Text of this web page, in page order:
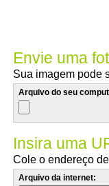
Envie uma
Sua imagem pode
Arquivo do seu
Insira uma
Cole o endereço
Arquivo da internet: